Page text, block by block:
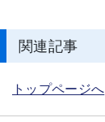
関連記事
トップページへ